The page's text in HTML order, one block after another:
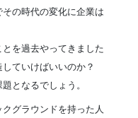
の時代の変化に企業は
を過去やってきました
ていけばいいのか？
となるでしょう。
グラウンドを持った人